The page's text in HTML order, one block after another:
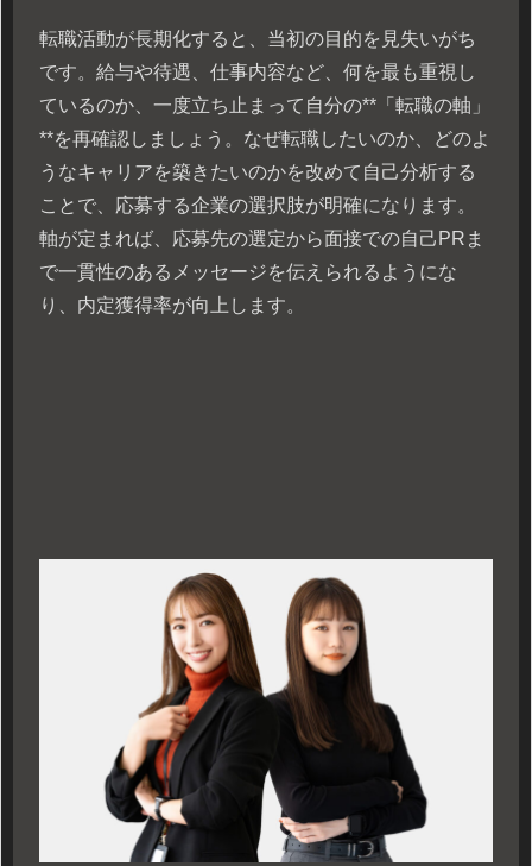
転職活動が長期化すると、当初の目的を見失いがち
です。給与や待遇、仕事内容など、何を最も重視し
ているのか、一度立ち止まって自分の**「転職の軸」
**を再確認しましょう。なぜ転職したいのか、どのよ
うなキャリアを築きたいのかを改めて自己分析する
ことで、応募する企業の選択肢が明確になります。
軸が定まれば、応募先の選定から面接での自己PRま
で一貫性のあるメッセージを伝えられるようにな
り、内定獲得率が向上します。